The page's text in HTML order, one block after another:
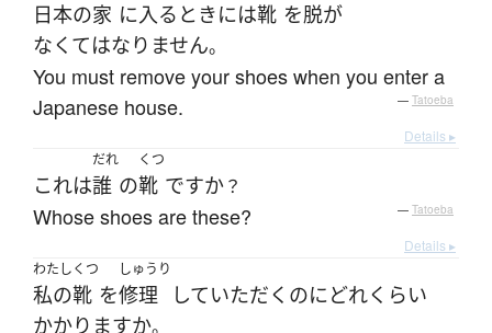
日本の家 に入る ときには靴 を脱が
なくてはなりません。
You must remove your shoes when you enter a
Japanese house.
— Tatoeba
Details ▸
これは
だれ
誰 の
くつ
靴 ですか？
Whose shoes are these? — Tatoeba
Details ▸
わたし
私の
くつ
靴 を
しゅうり
修理 していただく のにどれくらい
かかりますか。